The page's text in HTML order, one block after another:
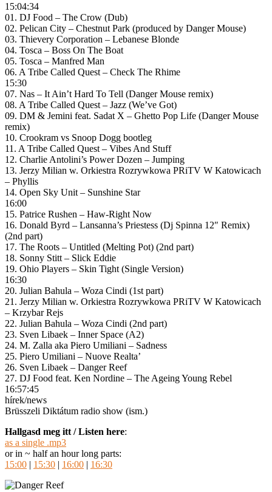
15:04:34
01. DJ Food – The Crow (Dub)
02. Pelican City – Chestnut Park (produced by Danger Mouse)
03. Thievery Corporation – Lebanese Blonde
04. Tosca – Boss On The Boat
05. Tosca – Manfred Man
06. A Tribe Called Quest – Check The Rhime
15:30
07. Nas – It Ain’t Hard To Tell (Danger Mouse remix)
08. A Tribe Called Quest – Jazz (We’ve Got)
09. DM & Jemini feat. Sadat X – Ghetto Pop Life (Danger Mouse
remix)
10. Crookram vs Snoop Dogg bootleg
11. A Tribe Called Quest – Vibes And Stuff
12. Charlie Antolini’s Power Dozen – Jumping
13. Jerzy Milian w. Orkiestra Rozrywkowa PRiTV W Katowicach
– Phyllis
14. Open Sky Unit – Sunshine Star
16:00
15. Patrice Rushen – Haw-Right Now
16. Donald Byrd – Lansanna’s Priestess (Dj Spinna 12″ Remix)
(2nd part)
17. The Roots – Untitled (Melting Pot) (2nd part)
18. Sonny Stitt – Slick Eddie
19. Ohio Players – Skin Tight (Single Version)
16:30
20. Julian Bahula – Woza Cindi (1st part)
21. Jerzy Milian w. Orkiestra Rozrywkowa PRiTV W Katowicach
– Krzybar Rejs
22. Julian Bahula – Woza Cindi (2nd part)
23. Sven Libaek – Inner Space (A2)
24. M. Zalla aka Piero Umiliani – Sadness
25. Piero Umiliani – Nuove Realta’
26. Sven Libaek – Danger Reef
27. DJ Food feat. Ken Nordine – The Ageing Young Rebel
16:57:45
hírek/news
Brüsszeli Diktátum radio show (ism.)
Hallgasd meg itt / Listen here:
as a single .mp3
or in ~ half an hour long parts:
15:00 | 15:30 | 16:00 | 16:30